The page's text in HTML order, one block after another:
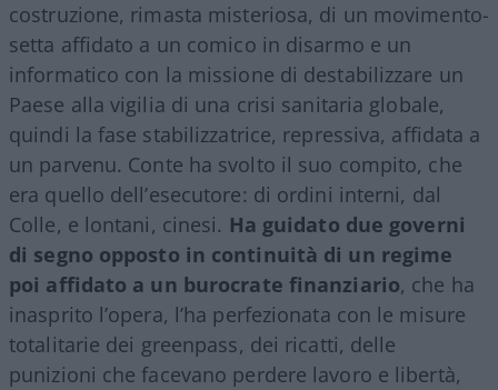
costruzione, rimasta misteriosa, di un movimento-
setta affidato a un comico in disarmo e un
informatico con la missione di destabilizzare un
Paese alla vigilia di una crisi sanitaria globale,
quindi la fase stabilizzatrice, repressiva, affidata a
un parvenu. Conte ha svolto il suo compito, che
era quello dell’esecutore: di ordini interni, dal
Colle, e lontani, cinesi. Ha guidato due governi
di segno opposto in continuità di un regime
poi affidato a un burocrate finanziario, che ha
inasprito l’opera, l’ha perfezionata con le misure
totalitarie dei greenpass, dei ricatti, delle
punizioni che facevano perdere lavoro e libertà,